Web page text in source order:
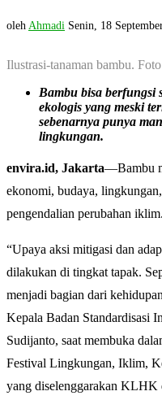
oleh Ahmadi Senin, 18
Ilustrasi-tanaman bambu.
Bambu bisa berfungsi
ekologis yang meski
sebenarnya punya
lingkungan.
envira.id, Jakarta—Bambu
ekonomi, budaya,
pengendalian perubahan iklim.
“Upaya aksi mitigasi dan
dilakukan di tingkat tapak.
menjadi bagian dari
Kepala Badan
Sudijanto, saat membuka
Festival Lingkungan, Iklim,
yang diselenggarakan KLHK